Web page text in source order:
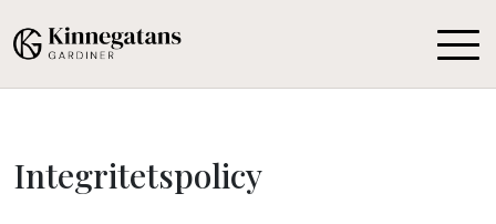
Integritetspolicy